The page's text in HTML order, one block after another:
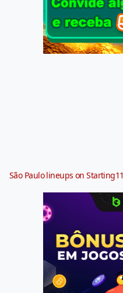
São Paulo lineups on Starting11